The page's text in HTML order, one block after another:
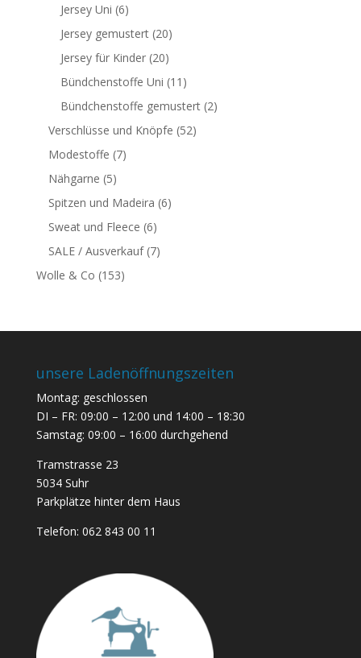
Jersey Uni (6)
Jersey gemustert (20)
Jersey für Kinder (20)
Bündchenstoffe Uni (11)
Bündchenstoffe gemustert (2)
Verschlüsse und Knöpfe (52)
Modestoffe (7)
Nähgarne (5)
Spitzen und Madeira (6)
Sweat und Fleece (6)
SALE / Ausverkauf (7)
Wolle & Co (153)
unsere Ladenöffnungszeiten
Montag: geschlossen
DI – FR: 09:00 – 12:00 und 14:00 – 18:30
Samstag: 09:00 – 16:00 durchgehend
Tramstrasse 23
5034 Suhr
Parkplätze hinter dem Haus
Telefon: 062 843 00 11